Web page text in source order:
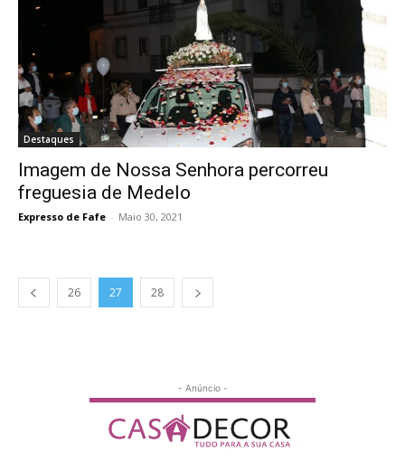
Destaques
Imagem de Nossa Senhora percorreu
freguesia de Medelo
Expresso de Fafe - Maio 30, 2021
26 27 28
- Anúncio -